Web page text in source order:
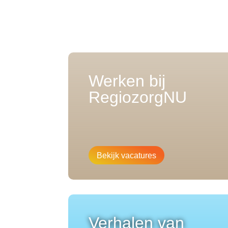
Werken bij
RegiozorgNU
Bekijk vacatures
Verhalen van